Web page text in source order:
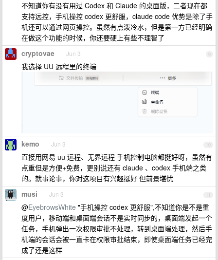
不知道你有没有用过 Codex 和 Claude 的桌面版，二者现在都
支持远控，手机操控 codex 更舒服，claude code 优势是除了手
机还可以通过网页操控。虽然有点泼冷水，但是第一方已经明确
在做这个功能的时候，你还要硬上有些不理智了
9
cryptovae Jun 3
我选择 UU 远程里的终端
10
kemo Jun 3
直接用网易 uu 远程、无界远程 手机控制电脑都挺好呀，虽然有
点重但是方便+免费，更别说还有 claude 、codex 手机端之类
的。就事论事，你对这项目有兴趣挺好 但前景堪忧
11
musi Jun 3
@EyebrowsWhite "手机操控 codex 更舒服",不知道你是不是重
度用户，移动端和桌面端会话不是实时同步的，桌面端发起一个
任务，手机弹出一次权限审批不处理，转到桌面端处理，然后手
机端的会话会被一直卡在权限审批结束，即使桌面端任务已经完
成了还是这样